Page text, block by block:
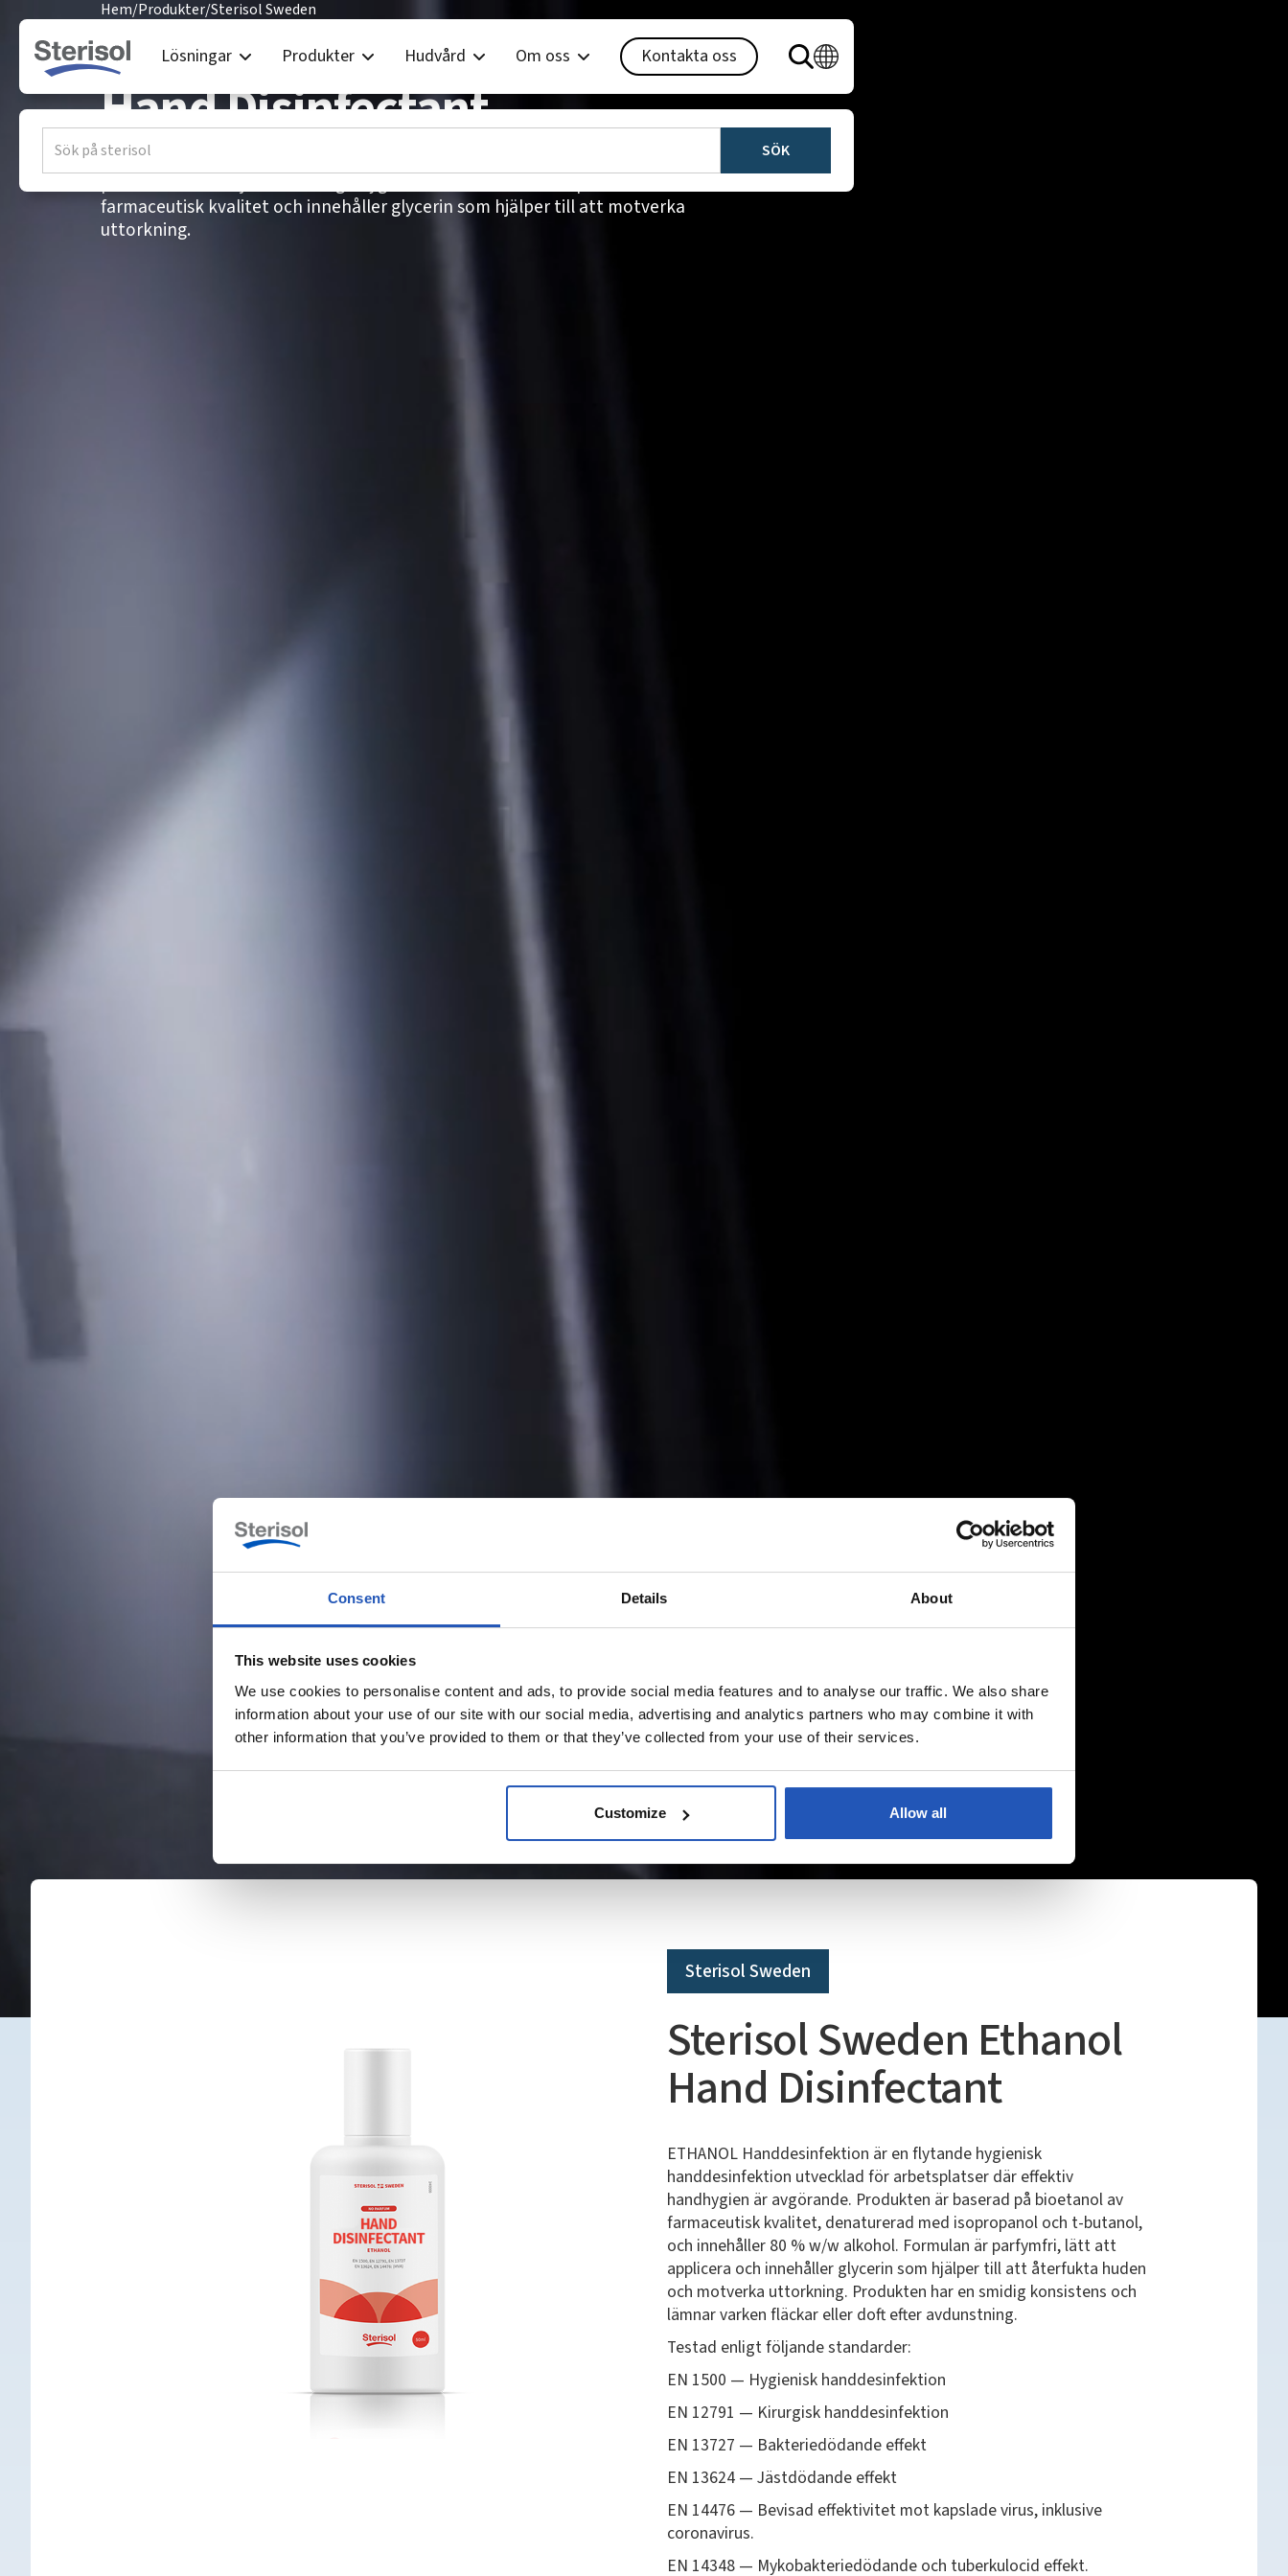
Consent Details About
This website uses cookies
We use cookies to personalise content and ads, to provide social media features and to analyse our traffic. We also share
information about your use of our site with our social media, advertising and analytics partners who may combine it with
other information that you’ve provided to them or that they’ve collected from your use of their services.
Customize Allow all
Lösningar Produkter Hudvård Om oss Kontakta oss
Hem/Produkter/Sterisol Sweden
Sterisol Sweden Ethanol
Hand Disinfectant
ETHANOL Handdesinfektion är en parfymfri, flytande handdesinfektion för
farmaceutisk kvalitet och innehåller glycerin som hjälper till att motverka
uttorkning.
Sterisol Sweden
Sterisol Sweden Ethanol
Hand Disinfectant
ETHANOL Handdesinfektion är en flytande hygienisk
handdesinfektion utvecklad för arbetsplatser där effektiv
handhygien är avgörande. Produkten är baserad på bioetanol av
farmaceutisk kvalitet, denaturerad med isopropanol och t-butanol,
och innehåller 80 % w/w alkohol. Formulan är parfymfri, lätt att
applicera och innehåller glycerin som hjälper till att återfukta huden
och motverka uttorkning. Produkten har en smidig konsistens och
lämnar varken fläckar eller doft efter avdunstning.
Testad enligt följande standarder:
EN 1500 — Hygienisk handdesinfektion
EN 12791 — Kirurgisk handdesinfektion
EN 13727 — Bakteriedödande effekt
EN 13624 — Jästdödande effekt
EN 14476 — Bevisad effektivitet mot kapslade virus, inklusive
coronavirus.
EN 14348 — Mykobakteriedödande och tuberkulocid effekt.